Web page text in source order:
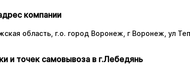
компании
область, г.о. город Воронеж, г Воронеж, ул
и точек самовывоза в г.Лебедянь